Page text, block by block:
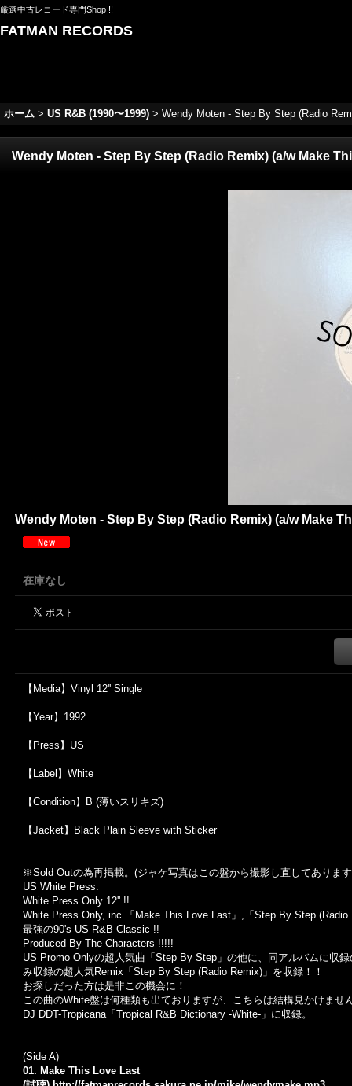
厳選中古レコード専門Shop !!
FATMAN RECORDS
ホーム > US R&B (1990〜1999) > Wendy Moten - Step By Step (Radio
Wendy Moten - Step By Step (Radio Remix) (a/w Make
Wendy Moten - Step By Step (Radio Remix) (a/w Make
在庫なし
【Media】Vinyl 12'' Single
【Year】1992
【Press】US
【Label】White
【Condition】B (薄いスリキズ)
【Jacket】Black Plain Sleeve with Sticker
※Sold Outの為再掲載。 (ジャケ写真はこの盤から撮影し直してありま
US White Press.
White Press Only 12'' !!
White Press Only, inc.「Make This Love Last」,「Step By Step (Radio
最強の90's US R&B Classic !!
Produced By The Characters !!!!!
US Promo Onlyの超人気曲「Step By Step」の他に、同アルバムに収
み収録の超人気Remix「Step By Step (Radio Remix)」を収録！！
お探しだった方は是非この機会に！
この曲のWhite盤は何種類も出ておりますが、こちらは結構見かけませ
DJ DDT-Tropicana「Tropical R&B Dictionary -White-」に収録。
(Side A)
01. Make This Love Last